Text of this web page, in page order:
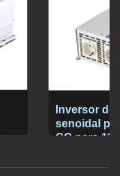
Inversor
senoidal
CC para